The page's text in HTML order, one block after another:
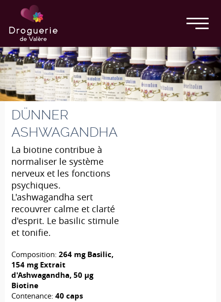
DÜNNER
ASHWAGANDHA
La biotine contribue à
normaliser le système
nerveux et les fonctions
psychiques.
L'ashwagandha sert
recouvrer calme et clarté
d'esprit. Le basilic stimule
et tonifie.
Composition: 264 mg Basilic,
154 mg Extrait
d'Ashwagandha, 50 µg
Biotine
Contenance: 40 caps